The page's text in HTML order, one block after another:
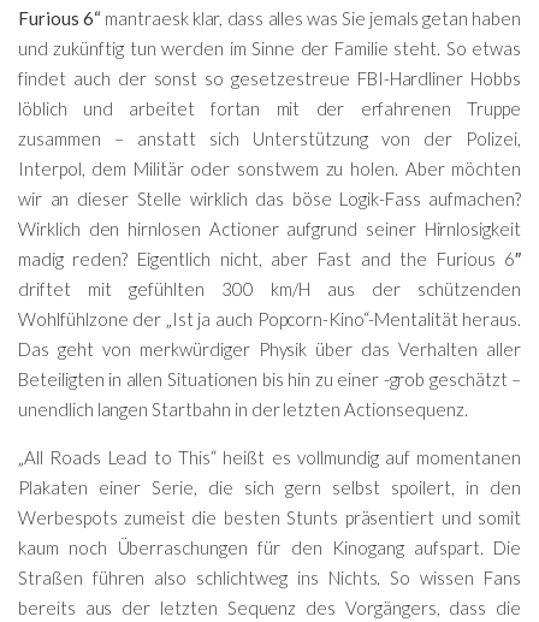
Furious 6“mantraesk klar, dass alles was Sie jemals getan haben
und zukünftig tun werden im Sinne der Familie steht. So etwas
findet auch der sonst so gesetzestreue FBI-Hardliner Hobbs
löblich und arbeitet fortan mit der erfahrenen Truppe
zusammen – anstatt sich Unterstützung von der Polizei,
Interpol, dem Militär oder sonstwem zu holen. Aber möchten
wir an dieser Stelle wirklich das böse Logik-Fass aufmachen?
Wirklich den hirnlosen Actioner aufgrund seiner Hirnlosigkeit
madig reden? Eigentlich nicht, aber Fast and the Furious 6″
driftet mit gefühlten 300 km/H aus der schützenden
Wohlfühlzone der „Ist ja auch Popcorn-Kino“-Mentalität heraus.
Das geht von merkwürdiger Physik über das Verhalten aller
Beteiligten in allen Situationen bis hin zu einer -grob geschätzt –
unendlich langen Startbahn in der letzten Actionsequenz.
„All Roads Lead to This“ heißt es vollmundig auf momentanen
Plakaten einer Serie, die sich gern selbst spoilert, in den
Werbespots zumeist die besten Stunts präsentiert und somit
kaum noch Überraschungen für den Kinogang aufspart. Die
Straßen führen also schlichtweg ins Nichts. So wissen Fans
bereits aus der letzten Sequenz des Vorgängers, dass die